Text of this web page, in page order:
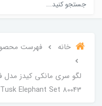
خانه فهرست
Elephant Set 80043